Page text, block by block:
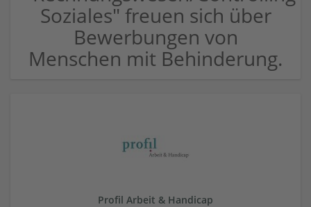
Soziales" freuen sich über
Bewerbungen von
Menschen mit Behinderung.
Profil Arbeit & Handicap